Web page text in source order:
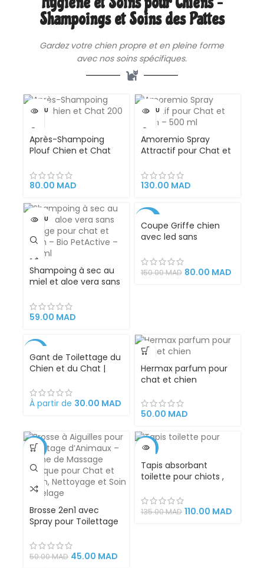
Shampoings et Soins des Pattes
Gardez votre chien propre et en pleine forme
avec nos soins spécifiques.
VENDU
Après-Shampoing
Plouf Chien et Chat
80.00 MAD
VENDU
Amoremio Spray
Attractif pour Chat et
130.00 MAD
VENDU
Shampoing à sec au
miel et aloe vera sans
chien – Bio PetActive
– 200 ml
59.00 MAD
Coupe Griffe chien
avec led sans
X5, idéal pour couper
les griffes des chats
150.00MAD 80.00 MAD
Gant de Toilettage du
Chien et du Chat |
Brossage, Massage,
Bain et Récupération
Silicone Convient à
Toutes Tailles de
Pelage.
À partir de 30.00 MAD
Hermax parfum pour
chat et chien
50.00 MAD
-10%
Brosse 2en1 avec
Spray pour Toilettage
Massage Magique
pour Chat et Chien,
50.00MAD 45.00 MAD
-19%
VENDU
Tapis absorbant
toilette pour chiots ,
40x60cm
135.00MAD 110.00 MAD